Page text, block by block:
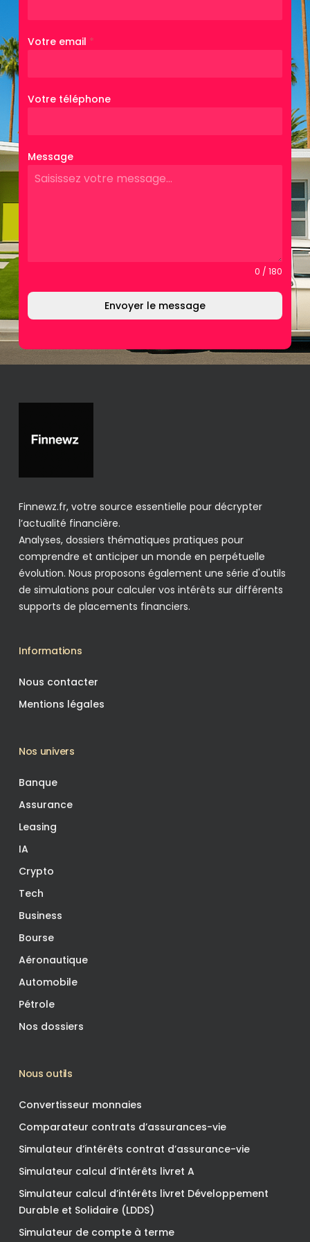
Votre email *
Votre téléphone
Message
0 / 180
Envoyer le message
Finnewz.fr, votre source essentielle pour décrypter
l’actualité financière.
Analyses, dossiers thématiques pratiques pour
comprendre et anticiper un monde en perpétuelle
évolution. Nous proposons également une série d'outils
de simulations pour calculer vos intérêts sur différents
supports de placements financiers.
Informations
Nous contacter
Mentions légales
Nos univers
Banque
Assurance
Leasing
IA
Crypto
Tech
Business
Bourse
Aéronautique
Automobile
Pétrole
Nos dossiers
Nous outils
Convertisseur monnaies
Comparateur contrats d’assurances-vie
Simulateur d’intérêts contrat d’assurance-vie
Simulateur calcul d’intérêts livret A
Simulateur calcul d’intérêts livret Développement
Durable et Solidaire (LDDS)
Simulateur de compte à terme